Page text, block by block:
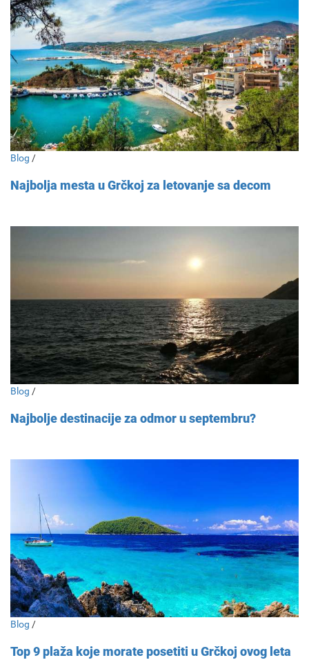
Blog /
Najbolja mesta u Grčkoj za letovanje sa decom
Blog /
Najbolje destinacije za odmor u septembru?
Blog /
Top 9 plaža koje morate posetiti u Grčkoj ovog leta